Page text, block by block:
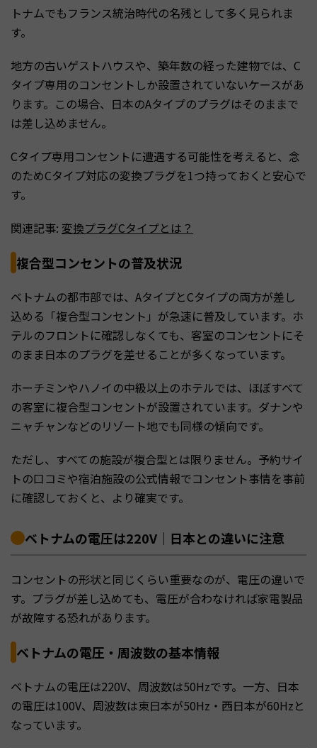
トナムでもフランス統治時代の名残として多く見られま
す。
地方の古いゲストハウスや、築年数の経った建物では、C
タイプ専用のコンセントしか設置されていないケースがあ
ります。この場合、日本のAタイプのプラグはそのままで
は差し込めません。
Cタイプ専用コンセントに遭遇する可能性を考えると、念
のためCタイプ対応の変換プラグを1つ持っておくと安心で
す。
関連記事: 変換プラグCタイプとは？
複合型コンセントの普及状況
ベトナムの都市部では、AタイプとCタイプの両方が差し
込める「複合型コンセント」が急速に普及しています。ホ
テルのフロントに確認しなくても、客室のコンセントにそ
のまま日本のプラグを差せることが多くなっています。
ホーチミンやハノイの中級以上のホテルでは、ほぼすべて
の客室に複合型コンセントが設置されています。ダナンや
ニャチャンなどのリゾート地でも同様の傾向です。
ただし、すべての施設が複合型とは限りません。予約サイ
トの口コミや宿泊施設の公式情報でコンセント事情を事前
に確認しておくと、より確実です。
ベトナムの電圧は220V｜日本との違いに注意
コンセントの形状と同じくらい重要なのが、電圧の違いで
す。プラグが差し込めても、電圧が合わなければ家電製品
が故障する恐れがあります。
ベトナムの電圧・周波数の基本情報
ベトナムの電圧は220V、周波数は50Hzです。一方、日本
の電圧は100V、周波数は東日本が50Hz・西日本が60Hzと
なっています。